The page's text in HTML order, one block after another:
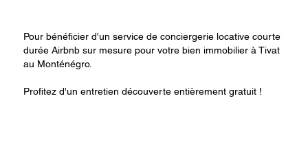
Pour bénéficier d'un service de conciergerie locative courte
durée Airbnb sur mesure pour votre bien immobilier à Tivat
au Monténégro.
Profitez d'un entretien découverte entièrement gratuit !